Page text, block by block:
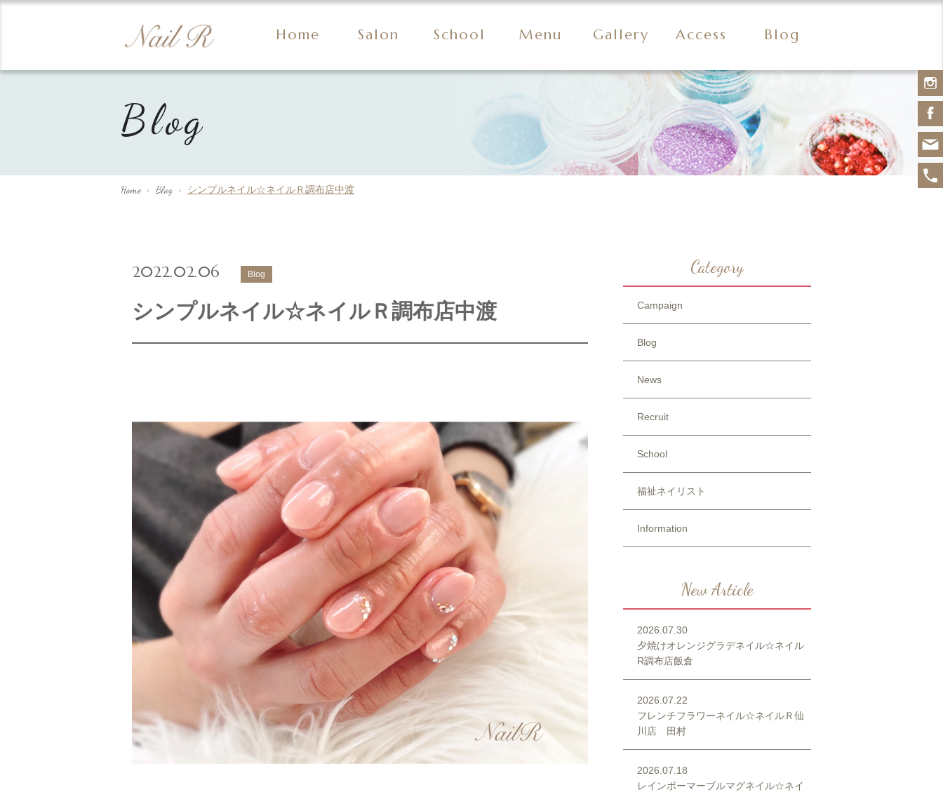
Home Salon School Menu Gallery Access Blog
Blog
Home> Blog > シンプルネイル☆ネイルＲ調布店中渡
2022.02.06 Blog
シンプルネイル☆ネイルＲ調布店中渡
Category
Campaign
Blog
News
Recruit
School
福祉ネイリスト
Information
New Article
2026.07.30
夕焼けオレンジグラデネイル☆ネイル
R調布店飯倉
2026.07.22
フレンチフラワーネイル☆ネイルＲ仙
川店 田村
2026.07.18
レインボーマーブルマグネイル☆ネイ